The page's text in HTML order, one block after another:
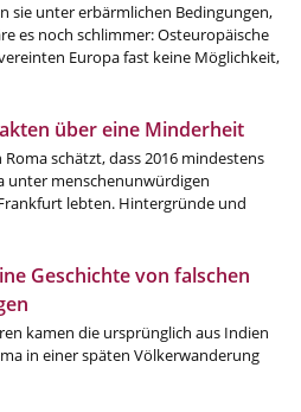
sie unter erbärmlichen Bedingungen,
es noch schlimmer: Osteuropäische
Europa fast keine Möglichkeit,
über eine Minderheit
schätzt, dass 2016 mindestens
unter menschenunwürdigen
lebten. Hintergründe und
Geschichte von falschen
kamen die ursprünglich aus Indien
in einer späten Völkerwanderung